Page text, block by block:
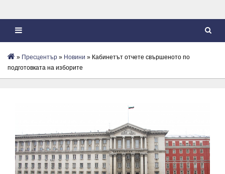
» Пресцентър » Новини » Кабинетът отчете свършеното по
подготовката на изборите